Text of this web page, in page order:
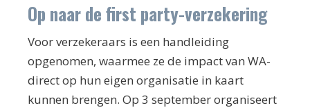
Op naar de first party-verzekering
Voor verzekeraars is een handleiding
opgenomen, waarmee ze de impact van WA-
direct op hun eigen organisatie in kaart
kunnen brengen. Op 3 september organiseert